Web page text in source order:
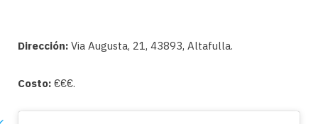
Dirección: Via Augusta, 21, 43893, Altafulla.
Costo: €€€.